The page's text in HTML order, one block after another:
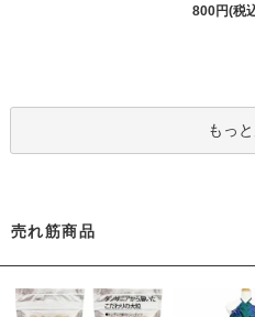
ウエルネス アロマ カテゴリーに
ハイクオリティ◇で仕立てた新作
の色』
5/14： アフリカンピアス
荷！～天然素材 環境配慮したエ
5/14：アフリカンネックレス
ア
800円(税
もっ
売れ筋商品